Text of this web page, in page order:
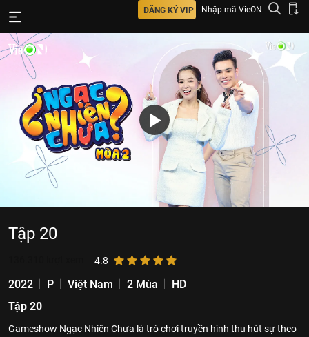
ĐĂNG KÝ VIP Nhập mã VieON
Tập 20
4.8
2022 P Việt Nam 2 Mùa
HD
Tập 20
Gameshow Ngạc Nhiên Chưa là trò chơi truyền hình thu hút sự theo